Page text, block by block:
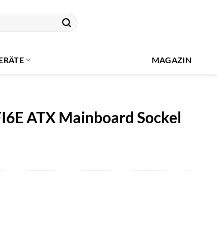
MAGAZIN
ATX Mainboard Sockel